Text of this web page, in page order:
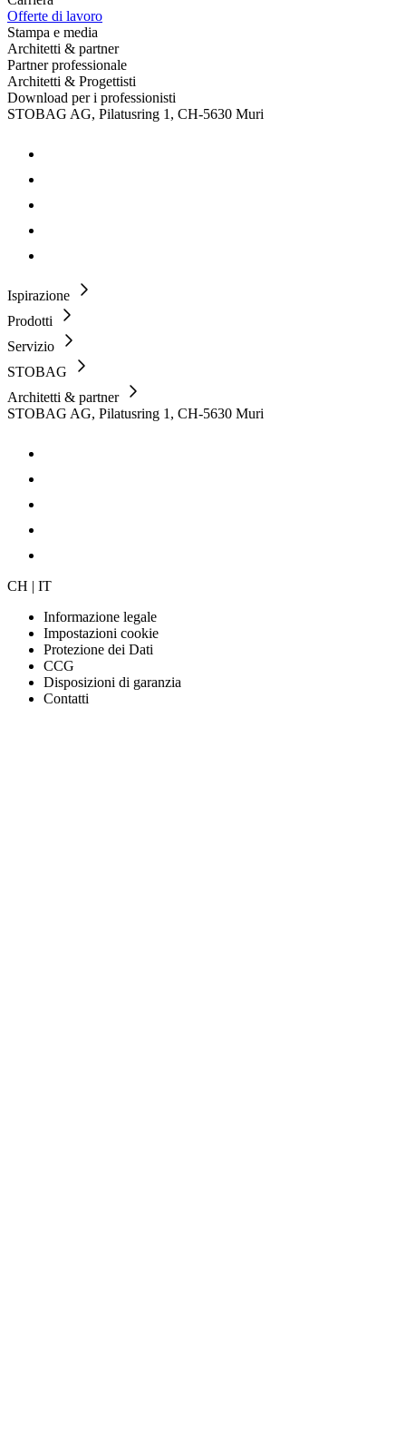
Offerte di lavoro
Stampa e media
Architetti & partner
Partner professionale
Architetti & Progettisti
Download per i professionisti
STOBAG AG, Pilatusring 1, CH-5630 Muri
Ispirazione
Prodotti
Servizio
STOBAG
Architetti & partner
STOBAG AG, Pilatusring 1, CH-5630 Muri
CH | IT
Informazione legale
Impostazioni cookie
Protezione dei Dati
CCG
Disposizioni di garanzia
Contatti